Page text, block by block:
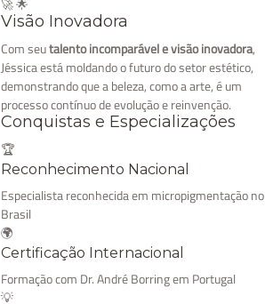
🚀 🌟
Visão Inovadora
Com seutalento incomparável e visão inovadora,
Jéssica está moldando o futuro do setor estético,
demonstrando que a beleza, como a arte, é um
processo contínuo de evolução e reinvenção.
Conquistas e Especializações
🏆
Reconhecimento Nacional
Especialista reconhecida em micropigmentação no
Brasil
🌍
Certificação Internacional
Formação com Dr. André Borring em Portugal
💡